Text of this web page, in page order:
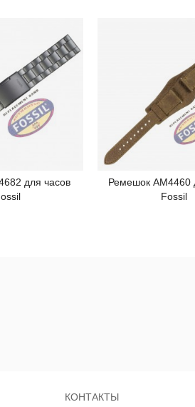
для часов
Ремешок AM4460
Fossil
КОНТАКТЫ